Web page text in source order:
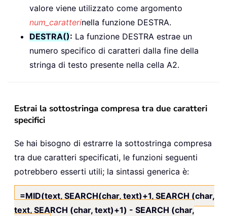
valore viene utilizzato come argomento
num_caratterinella funzione DESTRA.
DESTRA(): La funzione DESTRA estrae un
numero specifico di caratteri dalla fine della
stringa di testo presente nella cella A2.
Estrai la sottostringa compresa tra due caratteri
specifici
Se hai bisogno di estrarre la sottostringa compresa
tra due caratteri specificati, le funzioni seguenti
potrebbero esserti utili; la sintassi generica è:
=MID(text, SEARCH(char, text)+1, SEARCH (char,
text, SEARCH (char, text)+1) - SEARCH (char,